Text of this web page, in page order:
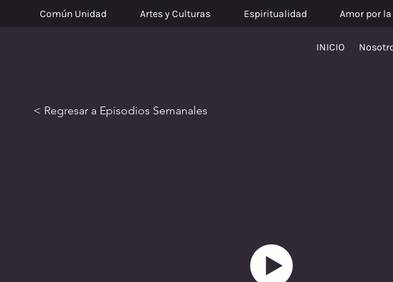
Común Unidad Artes y Culturas Espiritualidad Amor por
INICIO
< Regresar a Episodios Semanales